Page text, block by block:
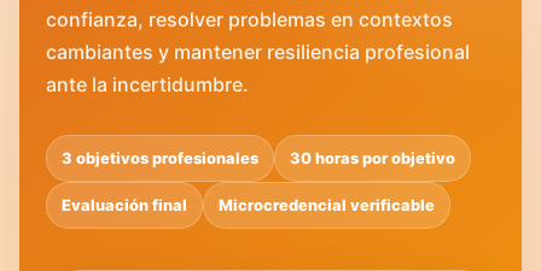
confianza, resolver problemas en contextos
cambiantes y mantener resiliencia profesional
ante la incertidumbre.
3 objetivos profesionales 30 horas por objetivo
Evaluación final Microcredencial verificable